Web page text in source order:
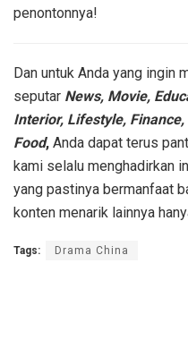
penontonnya!
Dan untuk Anda yang ingin
seputar News, Movie,
Interior, Lifestyle,
Food, Anda dapat terus
kami selalu menghadirkan
yang pastinya bermanfaat
konten menarik lainnya
Tags: Drama China